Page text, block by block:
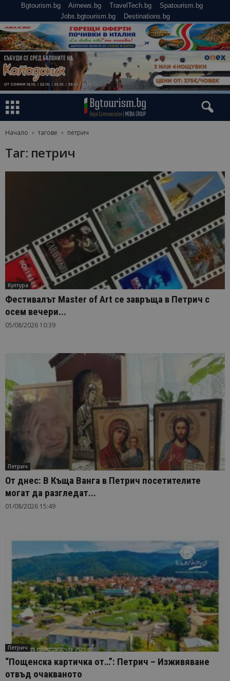
Bgtourism.bg Airnews.bg TravelTech.bg
Spatourism.bg
Jobs.bgtourism.bg
Destinations.bg
Начало тагове петрич
Таг: петрич
Култура
Фестивалът Master of Art се завръща в Петрич с
осем вечери...
05/08/2026 10:39
Петрич
От днес: В Къща Ванга в Петрич посетителите
могат да разгледат...
01/08/2026 15:49
Петрич
“Пощенска картичка от…”: Петрич – Изживяване
отвъд очакваното